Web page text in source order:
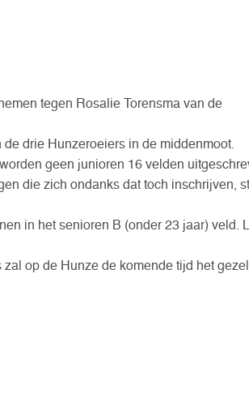
tegen Rosalie Torensma van de
drie Hunzeroeiers in de middenmoot.
geen junioren 16 velden
die zich ondanks dat toch inschrijven,
in het senioren B (onder 23 jaar) veld.
op de Hunze de komende tijd het